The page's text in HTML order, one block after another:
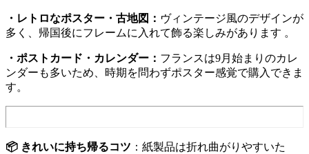
・レトロなポスター・古地図： ヴィンテージ風のデザインが
多く、帰国後にフレームに入れて飾る楽しみがあります 。
・ポストカード・カレンダー： フランスは9月始まりのカレ
ンダーも多いため、時期を問わずポスター感覚で購入できま
す。
📦 きれいに持ち帰るコツ ：紙製品は折れ曲がりやすいた